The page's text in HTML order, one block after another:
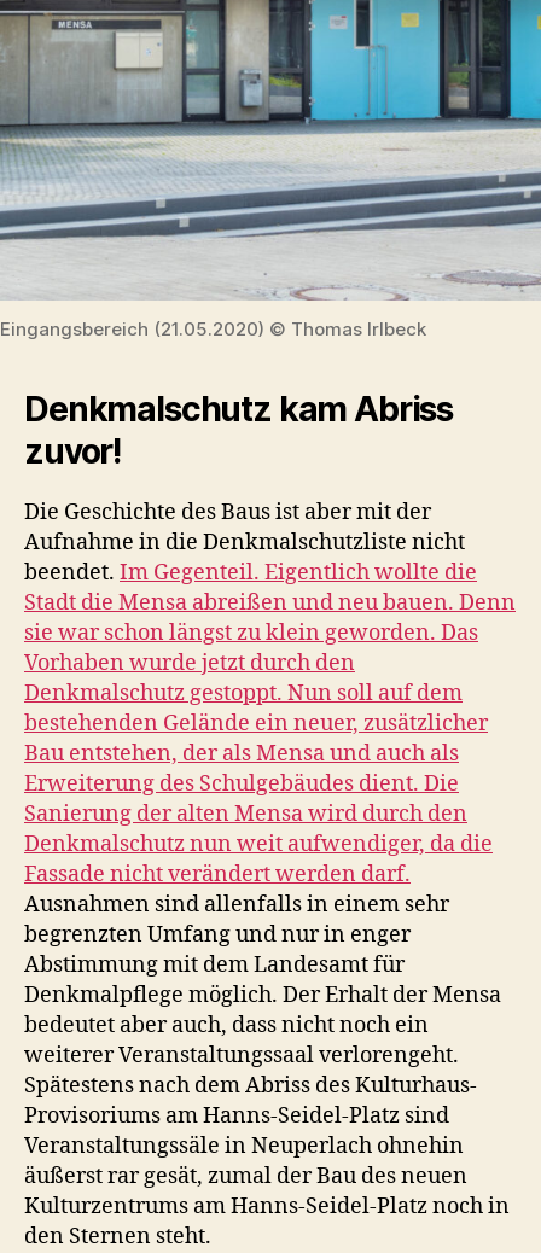
Eingangsbereich (21.05.2020) © Thomas Irlbeck
Denkmalschutz kam Abriss
zuvor!
Die Geschichte des Baus ist aber mit der
Aufnahme in die Denkmalschutzliste nicht
beendet. Im Gegenteil. Eigentlich wollte die
Stadt die Mensa abreißen und neu bauen. Denn
sie war schon längst zu klein geworden. Das
Vorhaben wurde jetzt durch den
Denkmalschutz gestoppt. Nun soll auf dem
bestehenden Gelände ein neuer, zusätzlicher
Bau entstehen, der als Mensa und auch als
Erweiterung des Schulgebäudes dient. Die
Sanierung der alten Mensa wird durch den
Denkmalschutz nun weit aufwendiger, da die
Fassade nicht verändert werden darf.
Ausnahmen sind allenfalls in einem sehr
begrenzten Umfang und nur in enger
Abstimmung mit dem Landesamt für
Denkmalpflege möglich. Der Erhalt der Mensa
bedeutet aber auch, dass nicht noch ein
weiterer Veranstaltungssaal verlorengeht.
Spätestens nach dem Abriss des Kulturhaus-
Provisoriums am Hanns-Seidel-Platz sind
Veranstaltungssäle in Neuperlach ohnehin
äußerst rar gesät, zumal der Bau des neuen
Kulturzentrums am Hanns-Seidel-Platz noch in
den Sternen steht.